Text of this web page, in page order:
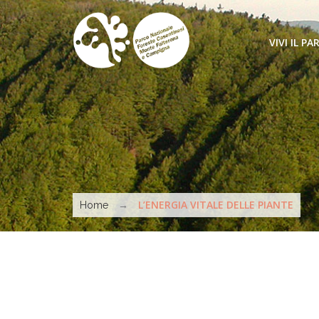
Salta al contenuto principale
VIVI IL
COME
SENTIERI
ATTIVITÀ
MARCHIO
Tu sei qui
Home → L’ENERGIA VITALE DELLE PIANTE